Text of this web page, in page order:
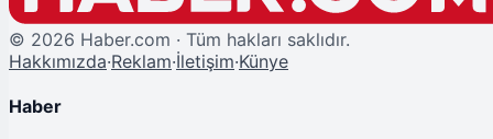
© 2026 Haber.com · Tüm hakları saklıdır.
Hakkımızda·Reklam·İletişim·Künye
Haber